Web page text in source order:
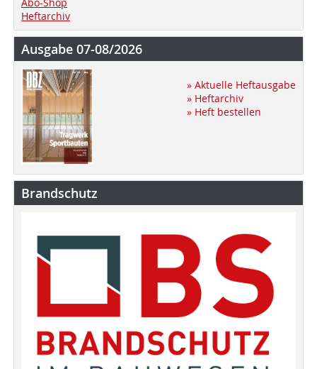
Heftarchiv
Ausgabe 07-08/2026
» Aktuelle Heftausgabe
» Heftarchiv
» Heft bestellen
Brandschutz